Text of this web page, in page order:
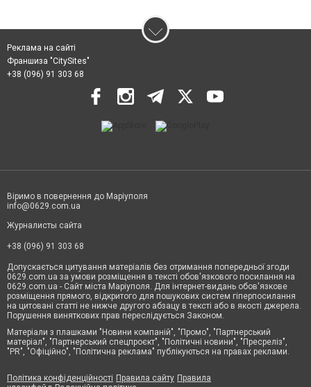
Реклама на сайті
Франшиза "CitySites"
+38 (096) 91 303 68
Віримо в повернення до Маріуполя
info@0629.com.ua
Журналисты сайта
+38 (096) 91 303 68
Допускається цитування матеріалів без отримання попередньої згоди
0629.com.ua за умови розміщення в тексті обов'язкового посилання на
0629.com.ua - Сайт міста Маріуполя. Для інтернет-видань обов'язкове
розміщення прямого, відкритого для пошукових систем гіперпосилання
на цитовані статті не нижче другого абзацу в тексті або в якості джерела.
Порушення виняткових прав переслідується Законом.
Матеріали з плашками "Новини компаній", "Промо", "Партнерський
матеріал", "Партнерський спецпроєкт", "Політичні новини", "Пресреліз",
"PR", "Офіційно", "Політична реклама" публікуються на правах реклами.
Політика конфіденційності Правила сайту Правила